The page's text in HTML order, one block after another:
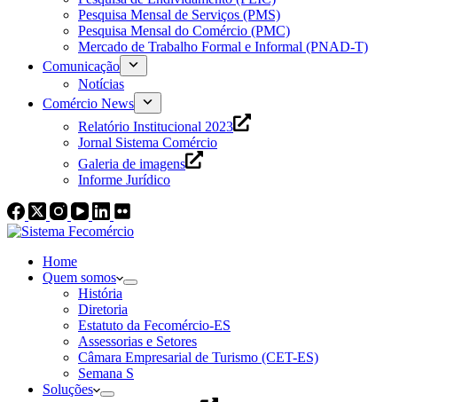
Pesquisa Mensal de Serviços (PMS)
Pesquisa Mensal do Comércio (PMC)
Mercado de Trabalho Formal e Informal (PNAD-T)
Comunicação
Notícias
Comércio News
Relatório Institucional 2023
Jornal Sistema Comércio
Galeria de imagens
Informe Jurídico
Home
Quem somos
História
Diretoria
Estatuto da Fecomércio-ES
Assessorias e Setores
Câmara Empresarial de Turismo (CET-ES)
Semana S
Soluções